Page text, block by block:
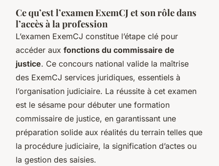
Ce qu’est l’examen ExemCJ et son rôle dans
l’accès à la profession
L’examen ExemCJ constitue l’étape clé pour
accéder aux fonctions du commissaire de
justice. Ce concours national valide la maîtrise
des ExemCJ services juridiques, essentiels à
l’organisation judiciaire. La réussite à cet examen
est le sésame pour débuter une formation
commissaire de justice, en garantissant une
préparation solide aux réalités du terrain telles que
la procédure judiciaire, la signification d’actes ou
la gestion des saisies.